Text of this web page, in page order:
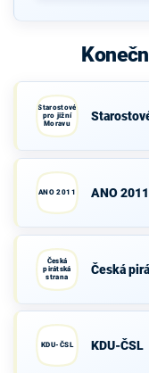
Starostové
pro jižní
Moravu
ANO 2011 ANO 2011
Česká
pirátská
strana
Česká
KDU-ČSL KDU-ČSL